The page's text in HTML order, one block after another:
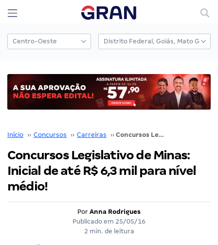
Início ›› Concursos ›› Carreiras ›› Concursos Legislativo de Minas: Inicial de até R$ 6,3 mil para nível médio!
Concursos Legislativo de Minas:
Inicial de até R$ 6,3 mil para nível
médio!
Por Anna Rodrigues
Publicado em 25/05/16
2 min. de leitura